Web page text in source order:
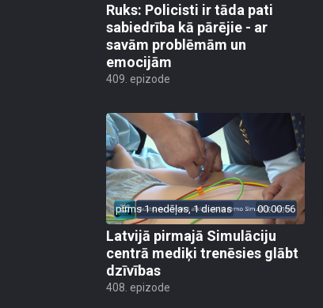
Ruks: Policisti ir tāda pati
sabiedrība kā pārējie - ar
savām problēmām un
emocijām
409. epizode
pirms 1 nedēļas, 1 dienas 00:00:56
Latvijā pirmajā Simulāciju
centrā mediķi trenēsies glābt
dzīvības
408. epizode